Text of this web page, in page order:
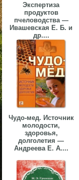
Экспертиза
продуктов
пчеловодства —
Ивашевская Е. Б. и
др....
Чудо-мед. Источник
молодости,
здоровья,
долголетия —
Андреева Е. А....
▼
▼